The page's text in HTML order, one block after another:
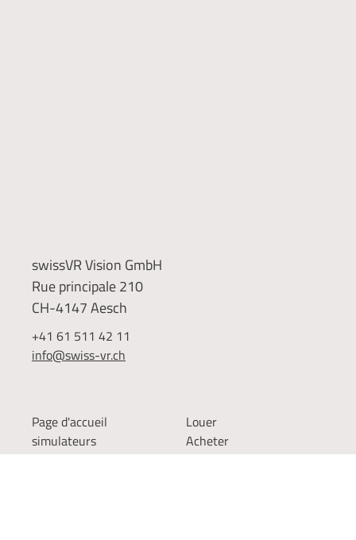
Page d'accueil
simulateurs
Louer
Acheter
swissVR Vision GmbH
Rue principale 210
CH-4147 Aesch
+41 61 511 42 11
info@swiss-vr.ch